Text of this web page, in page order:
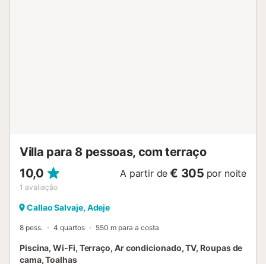
Villa para 8 pessoas, com terraço
10,0
1 avaliação
A partir de € 305 por noite
Callao Salvaje, Adeje
8 pess. 4 quartos 550 m para a costa
Piscina, Wi-Fi, Terraço, Ar condicionado, TV, Roupas de
cama, Toalhas